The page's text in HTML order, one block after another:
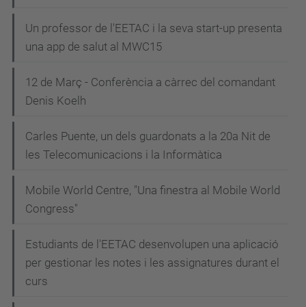
Un professor de l'EETAC i la seva start-up presenta
una app de salut al MWC15
12 de Març - Conferència a càrrec del comandant
Denis Koelh
Carles Puente, un dels guardonats a la 20a Nit de
les Telecomunicacions i la Informàtica
Mobile World Centre, "Una finestra al Mobile World
Congress"
Estudiants de l'EETAC desenvolupen una aplicació
per gestionar les notes i les assignatures durant el
curs